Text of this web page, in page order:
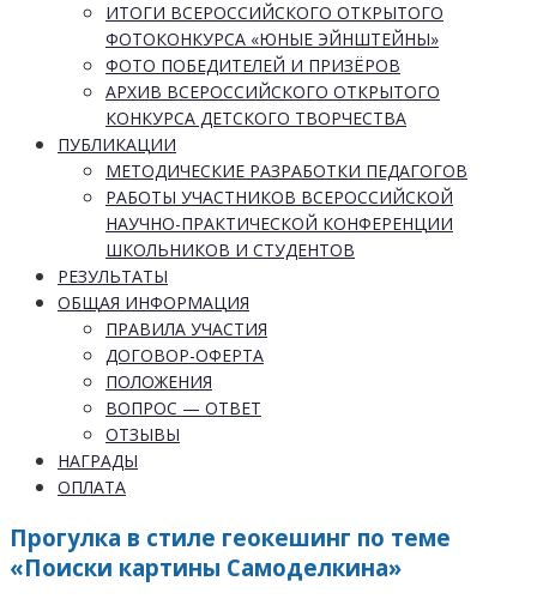
ИТОГИ ВСЕРОССИЙСКОГО ОТКРЫТОГО
ФОТОКОНКУРСА «ЮНЫЕ ЭЙНШТЕЙНЫ»
ФОТО ПОБЕДИТЕЛЕЙ И ПРИЗЁРОВ
АРХИВ ВСЕРОССИЙСКОГО ОТКРЫТОГО
КОНКУРСА ДЕТСКОГО ТВОРЧЕСТВА
ПУБЛИКАЦИИ
МЕТОДИЧЕСКИЕ РАЗРАБОТКИ ПЕДАГОГОВ
РАБОТЫ УЧАСТНИКОВ ВСЕРОССИЙСКОЙ
НАУЧНО-ПРАКТИЧЕСКОЙ КОНФЕРЕНЦИИ
ШКОЛЬНИКОВ И СТУДЕНТОВ
РЕЗУЛЬТАТЫ
ОБЩАЯ ИНФОРМАЦИЯ
ПРАВИЛА УЧАСТИЯ
ДОГОВОР-ОФЕРТА
ПОЛОЖЕНИЯ
ВОПРОС — ОТВЕТ
ОТЗЫВЫ
НАГРАДЫ
ОПЛАТА
Прогулка в стиле геокешинг по теме
«Поиски картины Самоделкина»